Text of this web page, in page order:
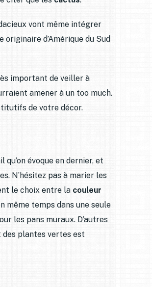
vont même intégrer
originaire d’Amérique du Sud
important de veiller à
amener à un too much.
de votre décor.
évoque en dernier, et
N’hésitez pas à marier les
le choix entre la couleur
même temps dans une seule
les pans muraux. D’autres
plantes vertes est